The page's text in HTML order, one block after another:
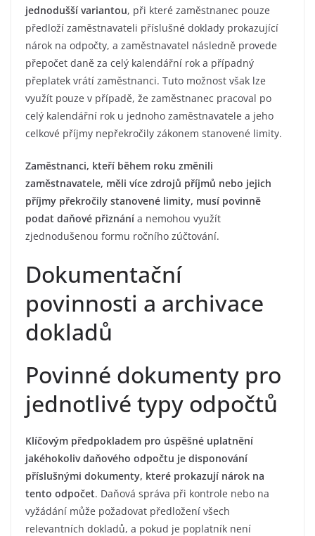
jednodušší variantou, při které zaměstnanec pouze
předloží zaměstnavateli příslušné doklady prokazující
nárok na odpočty, a zaměstnavatel následně provede
přepočet daně za celý kalendářní rok a případný
přeplatek vrátí zaměstnanci. Tuto možnost však lze
využít pouze v případě, že zaměstnanec pracoval po
celý kalendářní rok u jednoho zaměstnavatele a jeho
celkové příjmy nepřekročily zákonem stanovené limity.
Zaměstnanci, kteří během roku změnili
zaměstnavatele, měli více zdrojů příjmů nebo jejich
příjmy překročily stanovené limity, musí povinně
podat daňové přiznání a nemohou využít
zjednodušenou formu ročního zúčtování.
Dokumentační
povinnosti a archivace
dokladů
Povinné dokumenty pro
jednotlivé typy odpočtů
Klíčovým předpokladem pro úspěšné uplatnění
jakéhokoliv daňového odpočtu je disponování
příslušnými dokumenty, které prokazují nárok na
tento odpočet. Daňová správa při kontrole nebo na
vyžádání může požadovat předložení všech
relevantních dokladů, a pokud je poplatník není